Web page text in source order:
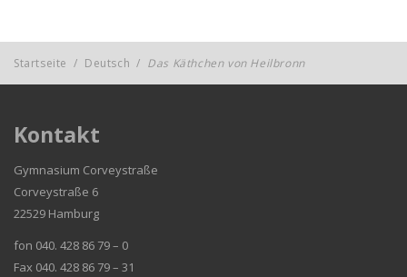
Startseite / Deutsch / Das Käthchen von Heilbronn
Kontakt
Gymnasium Corveystraße
Corveystraße 6
22529 Hamburg
fon 040. 428 86 79 – 0
Fax 040. 428 86 79 – 31